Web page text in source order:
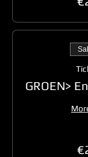
GROEN>